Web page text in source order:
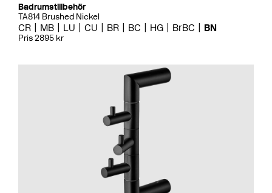
Badrumstillbehör
TA814 Brushed Nickel
CR MB LU CU BR BC HG BrBC BN
Pris 2895 kr